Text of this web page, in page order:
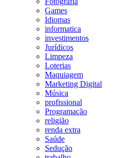
Games
Idiomas
informatica
investimentos
Jurídicos
Limpeza
Loterias
Maquiagem
Marketing Digital
Música
profissional
Programação
religião
renda extra
Saúde
Sedução